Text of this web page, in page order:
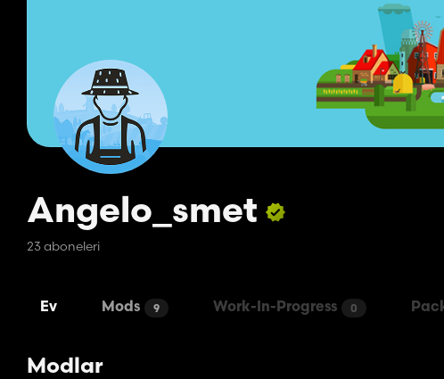
Angelo_smet
23 aboneleri
Ev Mods 9 Work-In-Progress 0
Modlar